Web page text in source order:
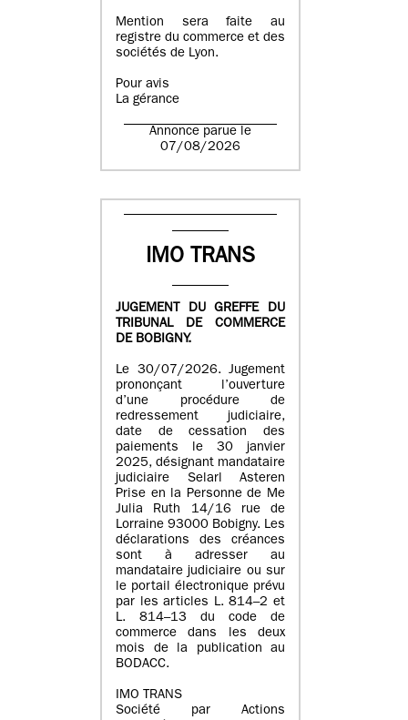
Mention sera faite au
registre du commerce et des
sociétés de Lyon.
Pour avis
La gérance
Annonce parue le
07/08/2026
IMO TRANS
JUGEMENT DU GREFFE DU
TRIBUNAL DE COMMERCE
DE BOBIGNY.
Le 30/07/2026. Jugement
prononçant l’ouverture
d’une procédure de
redressement judiciaire,
date de cessation des
paiements le 30 janvier
2025, désignant mandataire
judiciaire Selarl Asteren
Prise en la Personne de Me
Julia Ruth 14/16 rue de
Lorraine 93000 Bobigny. Les
déclarations des créances
sont à adresser au
mandataire judiciaire ou sur
le portail électronique prévu
par les articles L. 814–2 et
L. 814–13 du code de
commerce dans les deux
mois de la publication au
BODACC.
IMO TRANS
Société par Actions